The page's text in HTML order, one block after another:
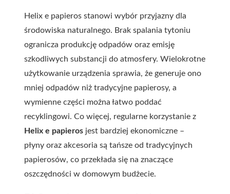
Helix e papieros stanowi wybór przyjazny dla
środowiska naturalnego. Brak spalania tytoniu
ogranicza produkcję odpadów oraz emisję
szkodliwych substancji do atmosfery. Wielokrotne
użytkowanie urządzenia sprawia, że generuje ono
mniej odpadów niż tradycyjne papierosy, a
wymienne części można łatwo poddać
recyklingowi. Co więcej, regularne korzystanie z
Helix e papieros jest bardziej ekonomiczne –
płyny oraz akcesoria są tańsze od tradycyjnych
papierosów, co przekłada się na znaczące
oszczędności w domowym budżecie.